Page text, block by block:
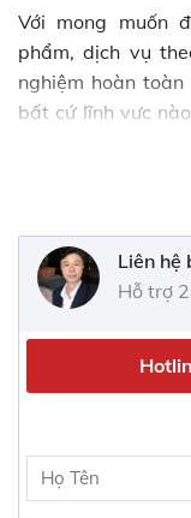
Với mong muốn
phẩm, dịch vụ
nghiệm hoàn
bất cứ lĩnh vực
phong, dẫn dắt
kinh tế tư nhân
tụ cùng phát
năng lực, có bản
quả. Văn hóa
trọng công bằng,
nâng tầm tri thức
hoa” thực sự
Liên hệ
Hỗ trợ